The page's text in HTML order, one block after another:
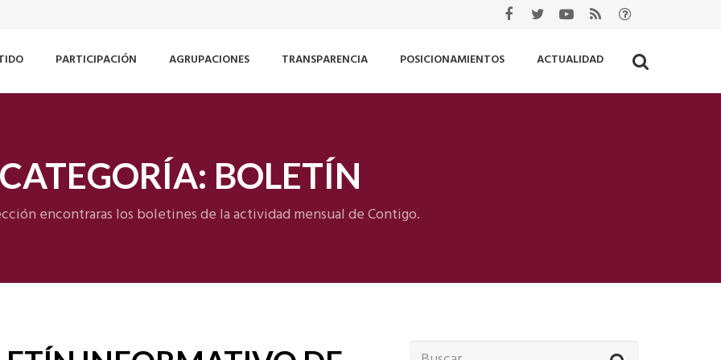
PARTICIPACIÓN AGRUPACIONES TRANSPARENCIA POSICIONAMIENTOS ACTUALIDAD
CATEGORÍA: BOLETÍN
encontraras los boletines de la actividad mensual de Contigo.